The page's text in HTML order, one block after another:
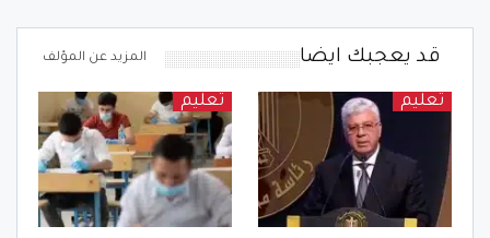
قد يعجبك ايضا المزيد عن المؤلف
تعليم تعليم